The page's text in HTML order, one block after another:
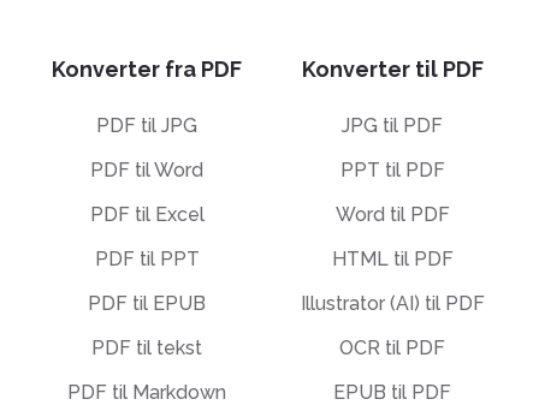
Konverter fra PDF
PDF til JPG
PDF til Word
PDF til Excel
PDF til PPT
PDF til EPUB
PDF til tekst
PDF til Markdown
Konverter til PDF
JPG til PDF
PPT til PDF
Word til PDF
HTML til PDF
Illustrator (AI) til PDF
OCR til PDF
EPUB til PDF